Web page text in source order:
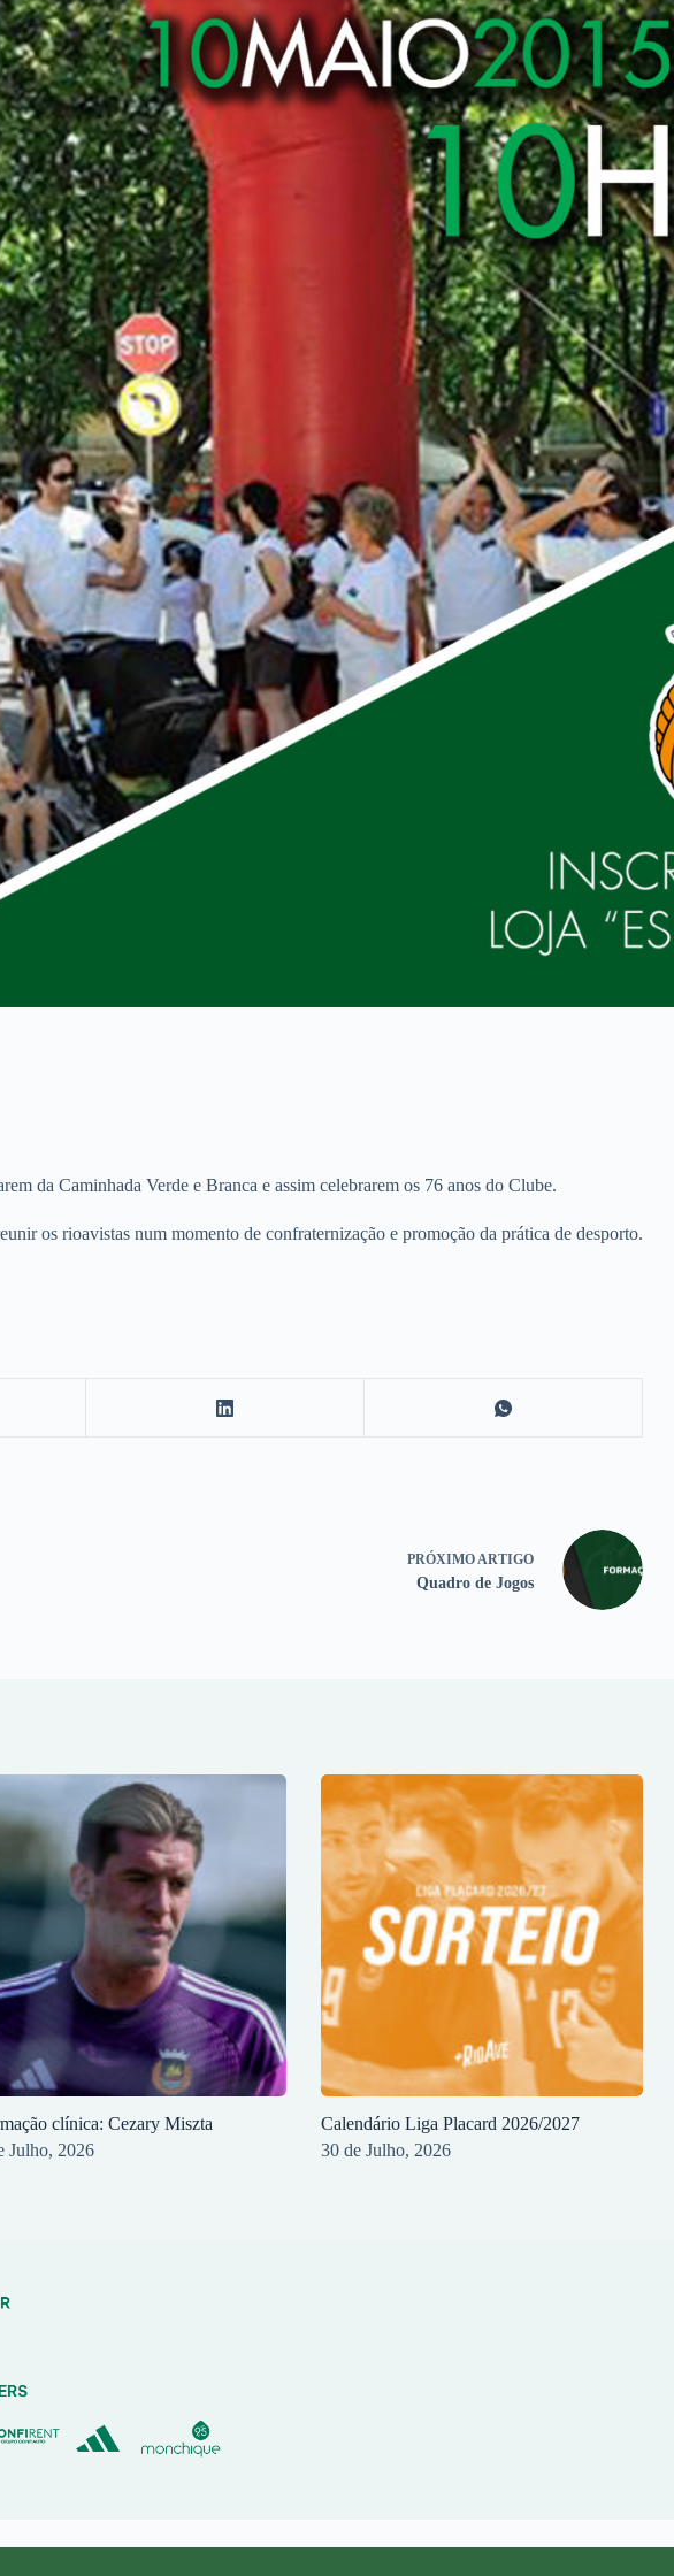
da Caminhada Verde e Branca e assim celebrarem os 76 anos do Clube.
os rioavistas num momento de confraternização e promoção da prática de desporto.
PRÓXIMO ARTIGO
Quadro de Jogos
clínica: Cezary Miszta
Julho, 2026
Calendário Liga Placard 2026/2027
30 de Julho, 2026